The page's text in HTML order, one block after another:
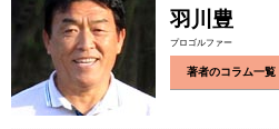
羽川豊
プロゴルファー
著者のコラム一覧